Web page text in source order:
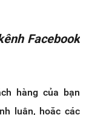
Facebook
hàng của bạn
luận, hoặc các